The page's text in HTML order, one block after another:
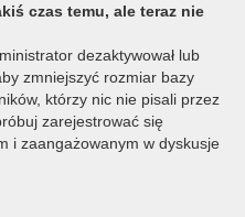
czas temu, ale teraz nie
dezaktywował lub
zmniejszyć rozmiar bazy
którzy nic nie pisali przez
zarejestrować się
i zaangażowanym w dyskusje